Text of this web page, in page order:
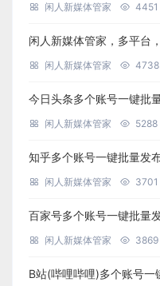
闲人新媒体管家 4451
闲人新媒体管家，多平台
闲人新媒体管家 4738
今日头条多个账号一键批
闲人新媒体管家 5288
知乎多个账号一键批量发
闲人新媒体管家 3701
百家号多个账号一键批量
闲人新媒体管家 3869
B站(哔哩哔哩)多个账号一